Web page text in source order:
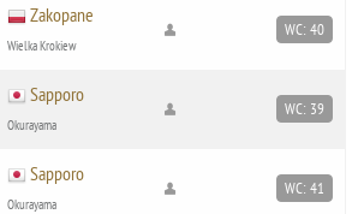
Zakopane
Wielka Krokiew
WC: 40
Sapporo
Okurayama
WC: 39
Sapporo
Okurayama
WC: 41